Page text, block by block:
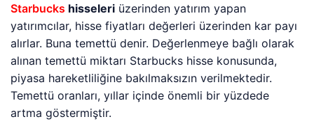
Starbucks hisseleri üzerinden yatırım yapan
yatırımcılar, hisse fiyatları değerleri üzerinden kar payı
alırlar. Buna temettü denir. Değerlenmeye bağlı olarak
alınan temettü miktarı Starbucks hisse konusunda,
piyasa hareketliliğine bakılmaksızın verilmektedir.
Temettü oranları, yıllar içinde önemli bir yüzdede
artma göstermiştir.